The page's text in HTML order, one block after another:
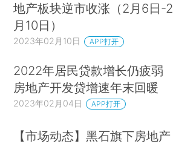
地产板块逆市收涨（2月6日-2
月10日）
2023年02月10日 APP打开
2022年居民贷款增长仍疲弱
房地产开发贷增速年末回暖
2023年02月04日 APP打开
【市场动态】黑石旗下房地产